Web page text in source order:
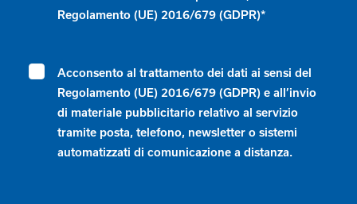
Regolamento (UE) 2016/679 (GDPR)*
Acconsento al trattamento dei dati ai sensi del
Regolamento (UE) 2016/679 (GDPR) e all’invio
di materiale pubblicitario relativo al servizio
tramite posta, telefono, newsletter o sistemi
automatizzati di comunicazione a distanza.